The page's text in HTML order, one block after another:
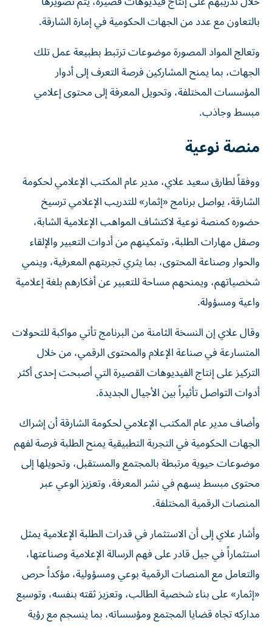
بالتعاون مع عدد من الجهات الحكومية في إمارة الشارقة.
وتعالج المواد المصورة موضوعات ترتبط بطبيعة عمل تلك
الجهات، بما يمنح المشاركين فرصة التعرف إلى أدوار
المؤسسات المختلفة، وتحويل المعرفة إلى محتوى إعلامي
مبسط وجاذب.
منصة نوعية
ووفقاً لطارق سعيد علاي، مدير عام المكتب الإعلامي لحكومة
الشارقة، يواصل برنامج «إثمار» للتدريب الإعلامي ترسيخ
حضوره كمنصة نوعية لاكتشاف المواهب الإعلامية الشابة،
وصقل مهارات الطلبة، وتمكينهم من أدوات التعبير والإلقاء
والحوار وصناعة المحتوى، بما يثري تجربتهم المعرفية، وينمي
شخصياتهم، ويمنحهم مساحة للتعبير عن أفكارهم بلغة إعلامية
واعية ومسؤولة.
وقال علاي إن النسخة الثامنة من البرنامج تأتي مواكبة للتحولات
المتسارعة في صناعة الإعلام والمحتوى الرقمي، من خلال
التركيز على إنتاج الفيديوهات القصيرة التي أصبحت إحدى أكثر
أدوات التواصل تأثيراً بين الأجيال الجديدة.
وأضاف مدير عام المكتب الإعلامي لحكومة الشارقة أن إشراك
الجهات الحكومية في التجربة التطبيقية يمنح الطلبة فرصة لفهم
موضوعات حيوية مرتبطة بالمجتمع والمستقبل، وتحويلها إلى
محتوى مبسط يسهم في نشر المعرفة، وتعزيز الوعي عبر
المنصات الرقمية المختلفة.
وأشار علاي إلى أن الاستثمار في قدرات الطلبة الإعلامية يمثل
استثماراً في جيل قادر على فهم الرسالة الإعلامية وصناعتها،
والتعامل مع المنصات الرقمية بوعي ومسؤولية، مؤكداً حرص
«إثمار» على بناء شخصية الطالب، وتعزيز ثقته بنفسه، وتوسيع
مداركه تجاه قضايا المجتمع ومؤسساته، بما ينسجم مع رؤية